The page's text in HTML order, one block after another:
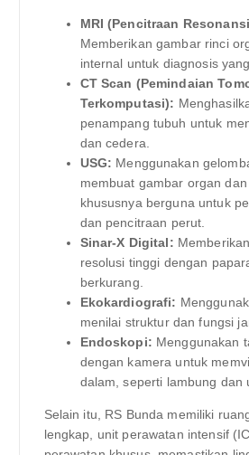
MRI (Pencitraan
Memberikan gambar rinci
internal untuk diagnosis
CT Scan (Pemindaian
Terkomputasi):
penampang tubuh untuk
dan cedera.
USG: Menggunakan
membuat gambar organ
khususnya berguna untuk
dan pencitraan perut.
Sinar-X Digital:
resolusi tinggi dengan
berkurang.
Ekokardiografi:
menilai struktur dan fungsi
Endoskopi: Menggunakan
dengan kamera untuk
dalam, seperti lambung dan
Selain itu, RS Bunda memiliki
lengkap, unit perawatan intensif